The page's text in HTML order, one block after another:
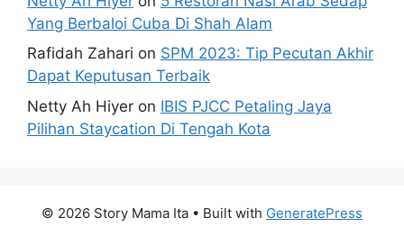
Yang Berbaloi Cuba Di Shah Alam
Rafidah Zahari on SPM 2023: Tip Pecutan Akhir
Dapat Keputusan Terbaik
Netty Ah Hiyer on IBIS PJCC Petaling Jaya
Pilihan Staycation Di Tengah Kota
© 2026 Story Mama Ita • Built with GeneratePress